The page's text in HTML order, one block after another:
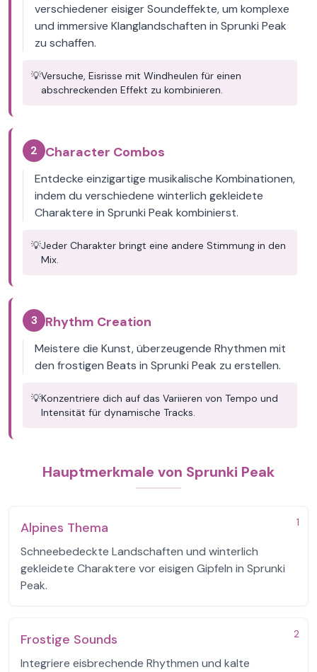
verschiedener eisiger Soundeffekte, um komplexe
und immersive Klanglandschaften in Sprunki Peak
zu schaffen.
💡Versuche, Eisrisse mit Windheulen für einen
abschreckenden Effekt zu kombinieren.
2 Character Combos
Entdecke einzigartige musikalische Kombinationen,
indem du verschiedene winterlich gekleidete
Charaktere in Sprunki Peak kombinierst.
💡Jeder Charakter bringt eine andere Stimmung in den
Mix.
3 Rhythm Creation
Meistere die Kunst, überzeugende Rhythmen mit
den frostigen Beats in Sprunki Peak zu erstellen.
💡Konzentriere dich auf das Variieren von Tempo und
Intensität für dynamische Tracks.
Hauptmerkmale von Sprunki Peak
1
Alpines Thema
Schneebedeckte Landschaften und winterlich
gekleidete Charaktere vor eisigen Gipfeln in Sprunki
Peak.
2
Frostige Sounds
Integriere eisbrechende Rhythmen und kalte